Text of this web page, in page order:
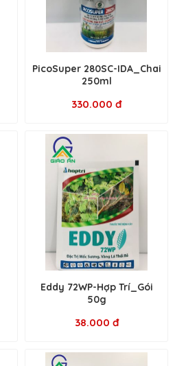
PicoSuper 280SC-IDA_Chai
250ml
330.000 đ
Eddy 72WP-Hợp Trí_Gói
50g
38.000 đ